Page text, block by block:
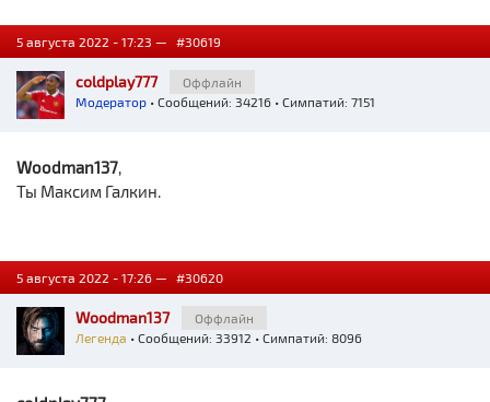
5 августа 2022 - 17:23 — #30619
coldplay777
Оффлайн
Модератор • Сообщений: 34216 • Симпатий: 7151
Woodman137,
Ты Максим Галкин.
5 августа 2022 - 17:26 — #30620
Woodman137
Оффлайн
Легенда • Сообщений: 33912 • Симпатий: 8096